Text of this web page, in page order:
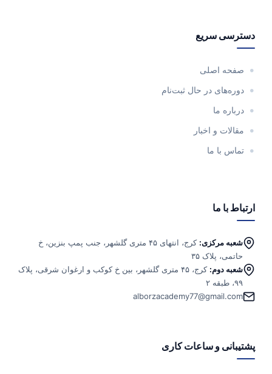
دسترسی سریع
صفحه اصلی
دوره‌های در حال ثبت‌نام
درباره ما
مقالات و اخبار
تماس با ما
ارتباط با ما
شعبه مرکزی:
کرج، انتهای ۴۵ متری گلشهر، جنب پمپ بنزین، خ
حاتمی، پلاک ۳۵
شعبه دوم:
کرج، ۴۵ متری گلشهر، بین خ کوکب و ارغوان شرقی، پلاک
۹۹، طبقه ۲
alborzacademy77@gmail.com
پشتیبانی و ساعات کاری